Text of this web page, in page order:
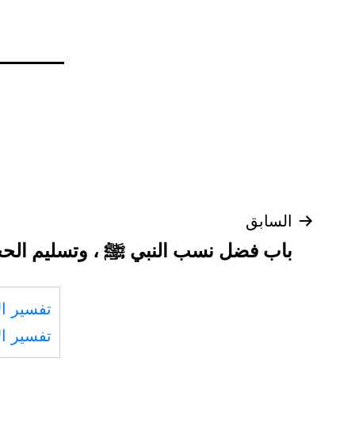
تصفّح
المقالات
السابق
باب فضل نسب النبي ﷺ ، وتسليم
تفسير
تفسير